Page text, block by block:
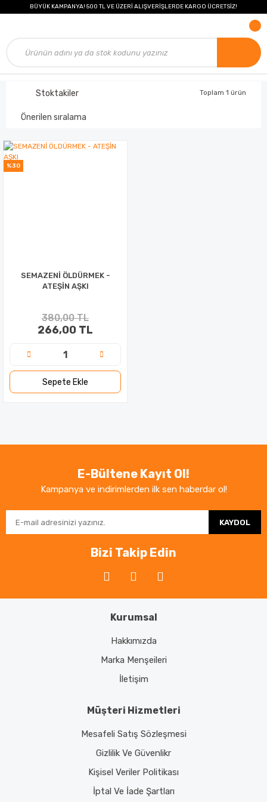
BÜYÜK KAMPANYA! 500 TL VE ÜZERİ ALIŞVERİŞLERDE KARGO ÜCRETSİZ!
Stoktakiler Toplam 1 ürün
%30
SEMAZENİ ÖLDÜRMEK -
ATEŞİN AŞKI
380,00 TL
266,00 TL
Sepete Ekle
E-Bültene Kayıt Ol!
Kampanya ve indirimlerden ilk sen haberdar ol!
KAYDOL
Bizi Takip Edin
Kurumsal
Hakkımızda
Marka Menşeileri
İletişim
Müşteri Hizmetleri
Mesafeli Satış Sözleşmesi
Gizlilik Ve Güvenlikr
Kişisel Veriler Politikası
İptal Ve İade Şartları